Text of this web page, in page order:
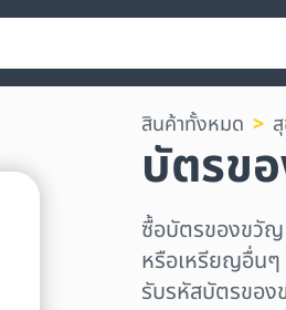
สินค้าทั้งหมด
บัตรข
ซื้อบัตรของขวั
หรือเหรียญอื่นๆ
รับรหัสบัตรของ